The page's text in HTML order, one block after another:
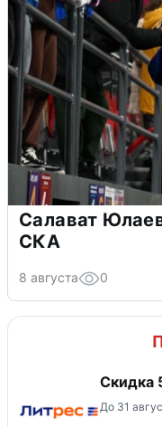
Салават
СКА
8 августа 0
Скидка
До 31